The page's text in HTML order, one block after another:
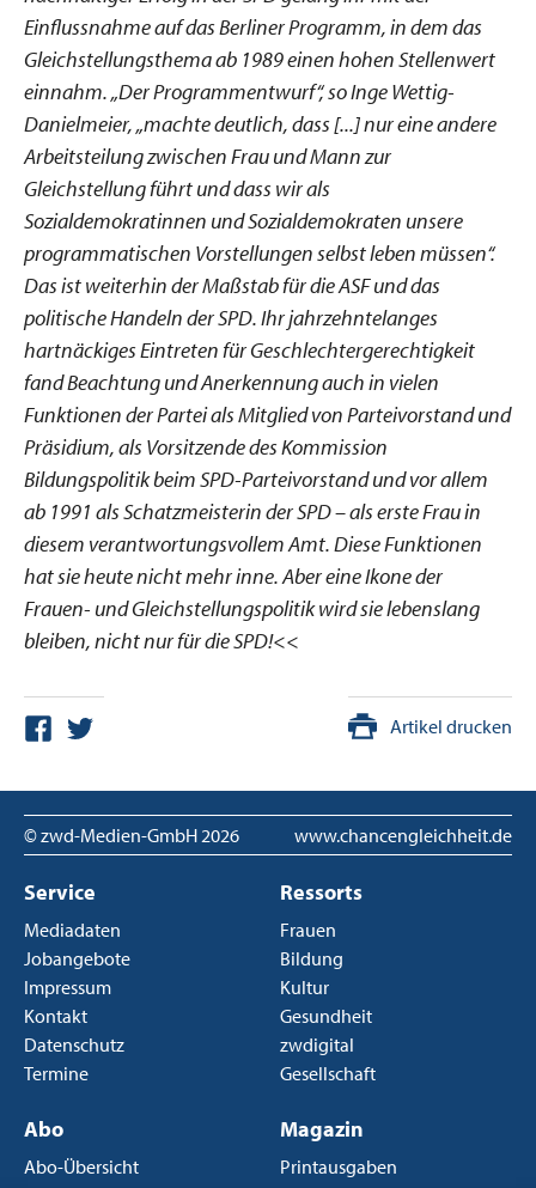
Einflussnahme auf das Berliner Programm, in dem das
Gleichstellungsthema ab 1989 einen hohen Stellenwert
einnahm. „Der Programmentwurf“, so Inge Wettig-
Danielmeier, „machte deutlich, dass [...] nur eine andere
Arbeitsteilung zwischen Frau und Mann zur
Gleichstellung führt und dass wir als
Sozialdemokratinnen und Sozialdemokraten unsere
programmatischen Vorstellungen selbst leben müssen“.
Das ist weiterhin der Maßstab für die ASF und das
politische Handeln der SPD. Ihr jahrzehntelanges
hartnäckiges Eintreten für Geschlechtergerechtigkeit
fand Beachtung und Anerkennung auch in vielen
Funktionen der Partei als Mitglied von Parteivorstand und
Präsidium, als Vorsitzende des Kommission
Bildungspolitik beim SPD-Parteivorstand und vor allem
ab 1991 als Schatzmeisterin der SPD – als erste Frau in
diesem verantwortungsvollem Amt. Diese Funktionen
hat sie heute nicht mehr inne. Aber eine Ikone der
Frauen- und Gleichstellungspolitik wird sie lebenslang
bleiben, nicht nur für die SPD!<<
Artikel drucken
© zwd-Medien-GmbH 2026 www.chancengleichheit.de
Service
Mediadaten
Jobangebote
Impressum
Kontakt
Datenschutz
Termine
Ressorts
Frauen
Bildung
Kultur
Gesundheit
zwdigital
Gesellschaft
Abo
Abo-Übersicht
Magazin
Printausgaben